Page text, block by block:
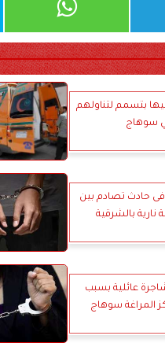
بتسمم لتناولهم
سوهاج
حادث تصادم بين
نارية بالشرقية
عائلية بسبب
المراغة سوهاج